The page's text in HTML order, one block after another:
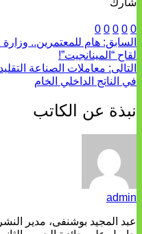
0
0
0
0
0
السابق: هام للمعتمرين.. وزارة
لقاح “المينانجيت”!
التالى:
في الناتج الداخلي الخام
نبذة عن الكاتب
admin
عبد المجيد بوشنفى، مدير